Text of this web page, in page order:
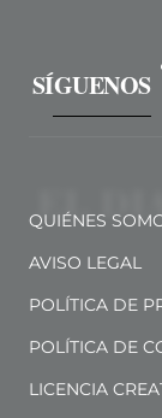
SÍGUENOS
QUIÉNES
AVISO LEGAL
POLÍTICA DE
POLÍTICA DE
LICENCIA